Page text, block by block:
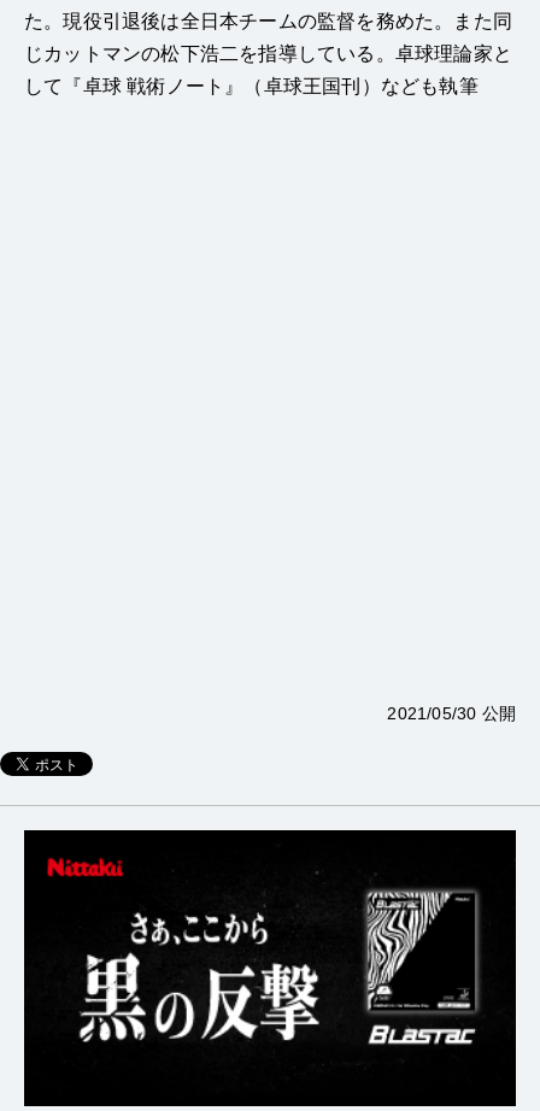
た。現役引退後は全日本チームの監督を務めた。また同
じカットマンの松下浩二を指導している。卓球理論家と
して『卓球 戦術ノート』（卓球王国刊）なども執筆
2021/05/30 公開